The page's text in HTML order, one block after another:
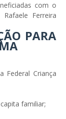
com o
Ferreira
PARA
Federal Criança
familiar;